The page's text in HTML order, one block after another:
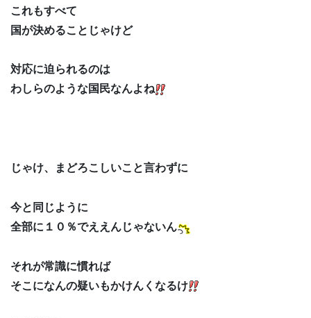
これもすべて
国が決めることじゃけど
対応に迫られるのは
わしらのような国民なんよね
じゃけ、まどろこしいこと言わずに
今と同じように
全部に１０％でええんじゃないん
それが常識に慣れば
そこになんの疑いもかけんくなるけ